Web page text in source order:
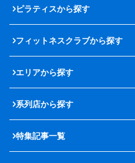
ピラティスから探す
フィットネスクラブから探す
エリアから探す
系列店から探す
特集記事一覧